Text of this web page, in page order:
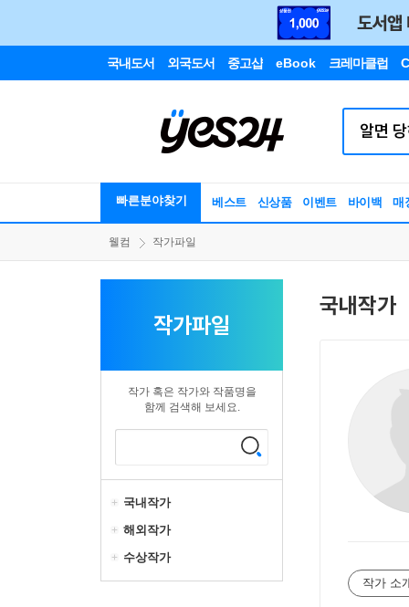
국내도서 외국도서 중고샵 eBook 크레마클럽
빠른분야찾기 베스트 신상품 이벤트 바이백 매
웰컴 작가파일
작가파일
작가 혹은 작가와 작품명을
함께 검색해 보세요.
국내작가
해외작가
수상작가
국내작가
작가 소